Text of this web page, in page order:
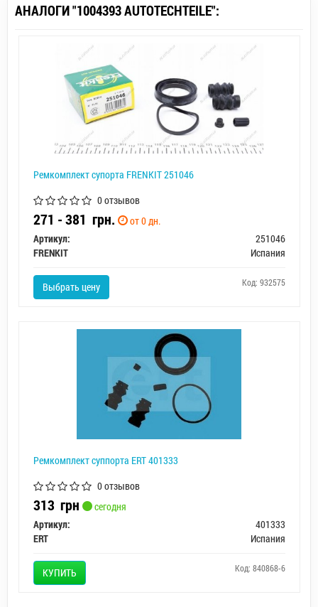
АНАЛОГИ "1004393 AUTOTECHTEILE":
Ремкомплект супорта FRENKIT 251046
0 отзывов
271 - 381 грн.
от 0 дн.
Артикул:
251046
FRENKIT
Испания
Выбрать цену Код: 932575
Ремкомплект суппорта ERT 401333
0 отзывов
313 грн
сегодня
Артикул:
401333
ERT
Испания
КУПИТЬ Код: 840868-6